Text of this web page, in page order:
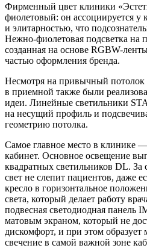
Фирменный цвет клиники
фиолетовый: он ассоциируется у
и элитарностью, что
Нежно-фиолетовая подсветка на
созданная на основе RGBW-
частью оформления бренда.
Несмотря на привычный потолок
в приемной также были
идеи. Линейные светильники
на несущий профиль и
геометрию потолка.
Самое главное место в клинике
кабинет. Основное освещение
квадратных светильников DL. За
свет не слепит пациентов, даже
кресло в горизонтальное
света, который делает работу
подвесная светодиодная панель
матовым экраном, который не
дискомфорт, и при этом образует
свечение в самой важной зоне